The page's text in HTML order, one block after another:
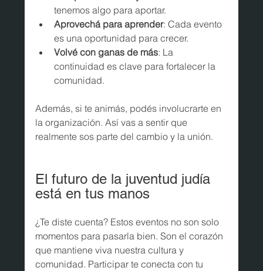
tenemos algo para aportar.
Aprovechá para aprender: Cada evento
es una oportunidad para crecer.
Volvé con ganas de más: La
continuidad es clave para fortalecer la
comunidad.
Además, si te animás, podés involucrarte en
la organización. Así vas a sentir que
realmente sos parte del cambio y la unión.
El futuro de la juventud judía
está en tus manos
¿Te diste cuenta? Estos eventos no son solo
momentos para pasarla bien. Son el corazón
que mantiene viva nuestra cultura y
comunidad. Participar te conecta con tu